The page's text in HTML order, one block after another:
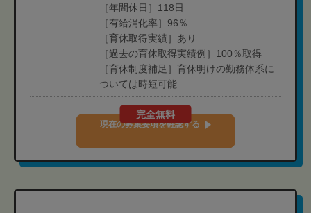
［年間休日］118日
［有給消化率］96％
［育休取得実績］あり
［過去の育休取得実績例］100％取得
［育休制度補足］育休明けの勤務体系に
ついては時短可能
完全無料
現在の募集要項を確認する